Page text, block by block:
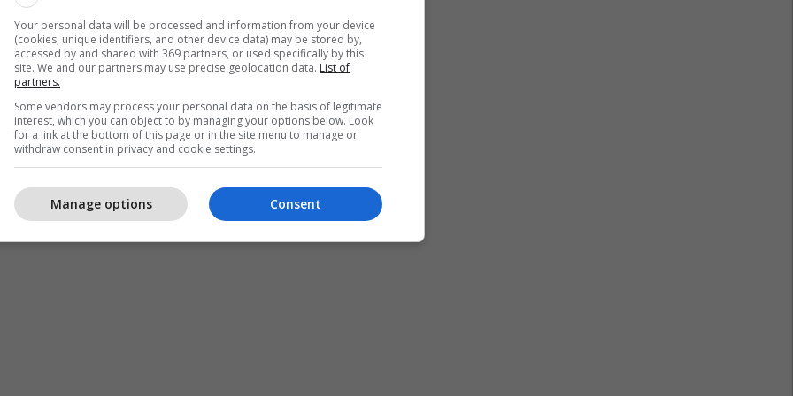
e rendit dhe ligjit andej. Mos keni merak veriu
së Kosovës, nuk është dhuratë e
nomenklature me veprimet e Listës serbe duan
tonë. Edhe ata atje dhe këta këtu siç duket i
më në fund në veri kemi rrugë me emrin ‘'ISA
Pacolli. /Telegrafi/
Your personal data will be processed and information from your device
(cookies, unique identifiers, and other device data) may be stored by,
accessed by and shared with 369 partners, or used specifically by this
site. We and our partners may use precise geolocation data. List of
partners.
Some vendors may process your personal data on the basis of legitimate
interest, which you can object to by managing your options below. Look
for a link at the bottom of this page or in the site menu to manage or
withdraw consent in privacy and cookie settings.
Consent
Manage options